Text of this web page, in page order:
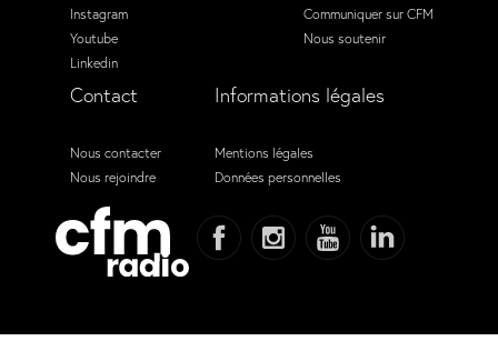
Instagram
Youtube
Linkedin
Communiquer sur CFM
Nous soutenir
Contact
Nous contacter
Nous rejoindre
Informations légales
Mentions légales
Données personnelles